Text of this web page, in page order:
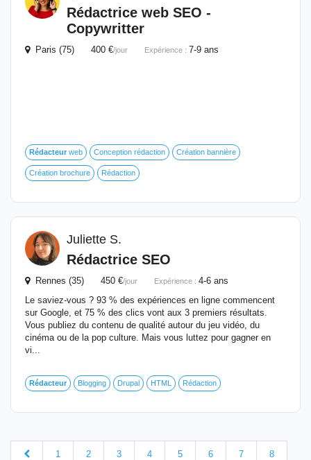
Rédactrice web SEO -
Copywritter
Paris (75) 400 €/jour Expérience : 7-9 ans
Rédacteur web Conception rédaction Création bannière
Création brochure Rédaction
Juliette S.
Rédactrice SEO
Rennes (35) 450 €/jour Expérience : 4-6 ans
Le saviez-vous ? 93 % des expériences en ligne commencent
sur Google, et 75 % des clics vont aux 3 premiers résultats.
Vous publiez du contenu de qualité autour du jeu vidéo, du
cinéma ou de la pop culture. Mais vous luttez pour gagner en
vi...
Rédacteur Blogging Drupal HTML Rédaction
1 2 3 4 5 6 7 8